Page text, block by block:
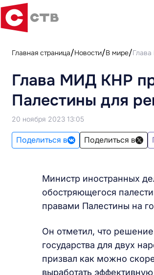
Главная страница Новости В мире
Глава МИД КНР
Палестины для
20 ноября 2023 13:05
Поделиться в Поделиться в
Министр иностранных
обостряющегося
правами Палестины на
Он отметил, что
государства для двух
призвал как можно
выработать